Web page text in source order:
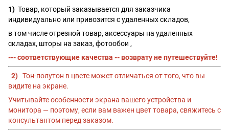
1) Товар, который заказывается для заказчика
индивидуально или привозится с удаленных складов,
в том числе отрезной товар, аксессуары на удаленных
складах, шторы на заказ, фотообои ,
--- соответствующие качества -- возврату не путешествуйте!
2) Тон-полутон в цвете может отличаться от того, что вы
видите на экране.
Учитывайте особенности экрана вашего устройства и
монитора — поэтому, если вам важен цвет товара, свяжитесь с
консультантом перед заказом.